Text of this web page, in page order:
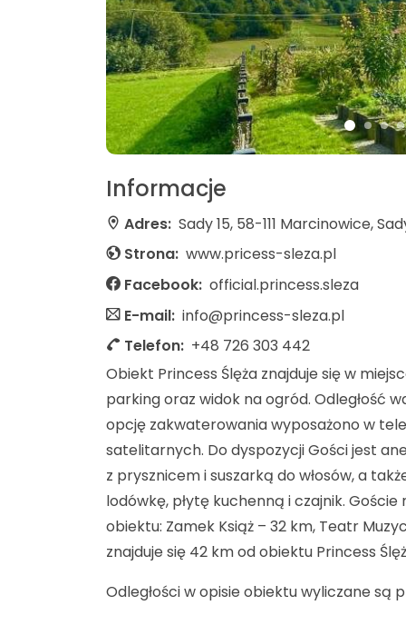
Informacje
Adres: Sady 15, 58-111 Marcinowice,
Strona: www.pricess-sleza.pl
Facebook: official.princess.sleza
E-mail: info@princess-sleza.pl
Telefon: +48 726 303 442
Obiekt Princess Ślęża znajduje się w
parking oraz widok na ogród. Odległość
opcję zakwaterowania wyposażono w
satelitarnych. Do dyspozycji Gości jest
z prysznicem i suszarką do włosów, a
lodówkę, płytę kuchenną i czajnik.
obiektu: Zamek Książ – 32 km, Teatr
znajduje się 42 km od obiektu Princess
Odległości w opisie obiektu wyliczane są